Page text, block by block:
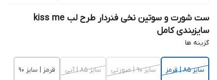
ست شورت و سوتین نخی فنردار طرح لب kiss me
سایزبندی کامل
گزینه ها
سایز 85 | قرمز سایز 90 | صورتی سایز 85 | آبی قرمز | سایز 90